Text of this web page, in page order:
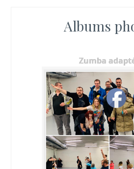
Albums
Zumba